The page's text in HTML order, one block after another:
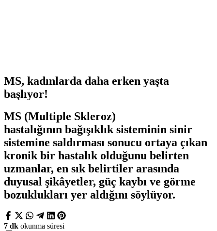
MS, kadınlarda daha erken yaşta
başlıyor!
MS (Multiple Skleroz)
hastalığının bağışıklık sisteminin sinir
sistemine saldırması sonucu ortaya çıkan
kronik bir hastalık olduğunu belirten
uzmanlar, en sık belirtiler arasında
duyusal şikâyetler, güç kaybı ve görme
bozuklukları yer aldığını söylüyor.
7 dk okunma süresi